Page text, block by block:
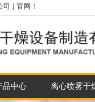
] 官网！
品中心 离心喷雾干